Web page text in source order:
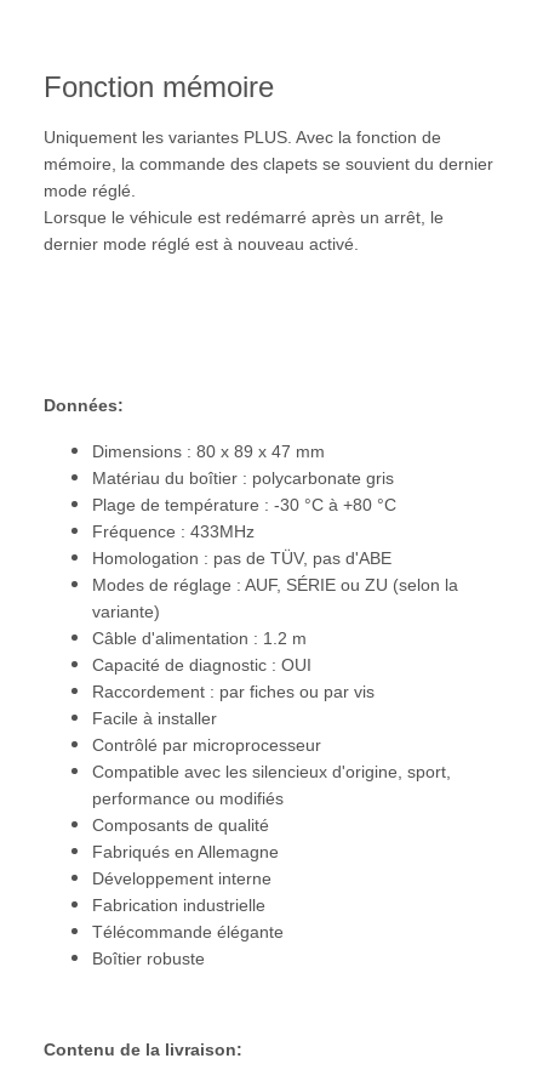
Fonction mémoire
Uniquement les variantes PLUS. Avec la fonction de
mémoire, la commande des clapets se souvient du dernier
mode réglé.
Lorsque le véhicule est redémarré après un arrêt, le
dernier mode réglé est à nouveau activé.
Données:
Dimensions : 80 x 89 x 47 mm
Matériau du boîtier : polycarbonate gris
Plage de température : -30 °C à +80 °C
Fréquence : 433MHz
Homologation : pas de TÜV, pas d'ABE
Modes de réglage : AUF, SÉRIE ou ZU (selon la
variante)
Câble d'alimentation : 1.2 m
Capacité de diagnostic : OUI
Raccordement : par fiches ou par vis
Facile à installer
Contrôlé par microprocesseur
Compatible avec les silencieux d'origine, sport,
performance ou modifiés
Composants de qualité
Fabriqués en Allemagne
Développement interne
Fabrication industrielle
Télécommande élégante
Boîtier robuste
Contenu de la livraison: